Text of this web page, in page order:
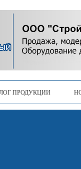
ПРОДУКЦИИ